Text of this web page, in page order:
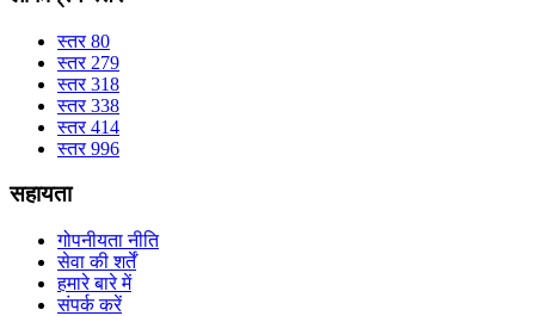
स्तर 80
स्तर 279
स्तर 318
स्तर 338
स्तर 414
स्तर 996
सहायता
गोपनीयता नीति
सेवा की शर्तें
हमारे बारे में
संपर्क करें